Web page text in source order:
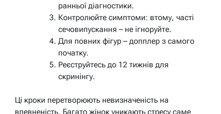
ранньої діагностики.
Контролюйте симптоми: втому, часті
сечовипускання – не ігноруйте.
Для повних фігур – допплер з самого
початку.
Реєструйтесь до 12 тижнів для
скринінгу.
Ці кроки перетворюють невизначеність на
впевненість. Багато жінок уникають стресу саме